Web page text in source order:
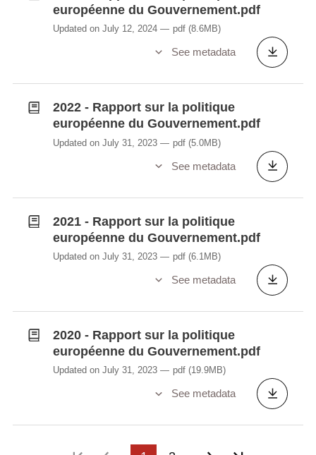
européenne du Gouvernement.pdf
Updated on July 12, 2024 pdf (8.6MB)
See metadata
2022 - Rapport sur la politique
européenne du Gouvernement.pdf
Updated on July 31, 2023 pdf (5.0MB)
See metadata
2021 - Rapport sur la politique
européenne du Gouvernement.pdf
Updated on July 31, 2023 pdf (6.1MB)
See metadata
2020 - Rapport sur la politique
européenne du Gouvernement.pdf
Updated on July 31, 2023 pdf (19.9MB)
See metadata